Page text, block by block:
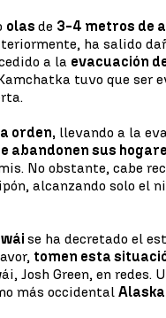
olas de 3-4 metros de
ha salido
a la evacuación
tuvo que ser
orden, llevando a la
abandonen sus
No obstante, cabe
alcanzando solo el
se ha decretado el
tomen esta
Josh Green, en redes.
más occidental